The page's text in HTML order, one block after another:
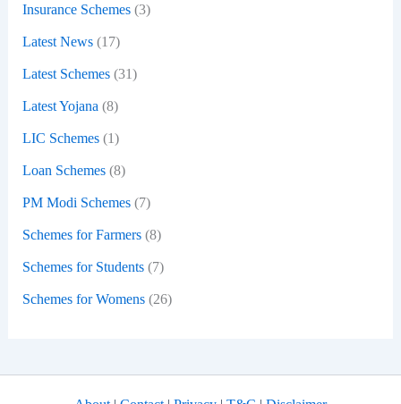
Insurance Schemes(3)
Latest News(17)
Latest Schemes(31)
Latest Yojana (8)
LIC Schemes(1)
Loan Schemes(8)
PM Modi Schemes(7)
Schemes for Farmers(8)
Schemes for Students(7)
Schemes for Womens(26)